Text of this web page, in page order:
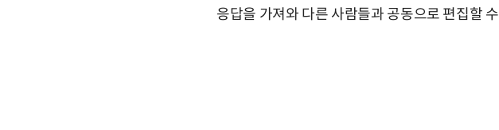
응답을 가져와 다른 사람들과 공동으로 편집할